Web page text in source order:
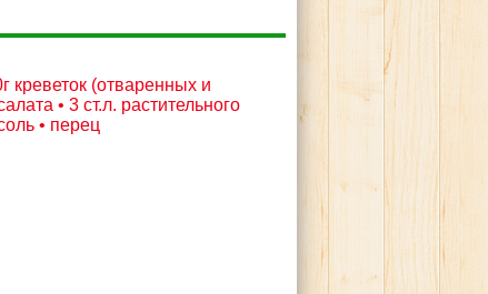
креветок (отваренных и
• 3 ст.л. растительного
• перец